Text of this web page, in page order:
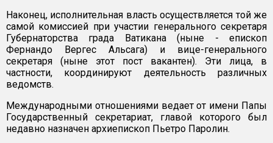
Наконец, исполнительная власть осуществляется той же
самой комиссией при участии генерального секретаря
Губернаторства града Ватикана (ныне - епископ
Фернандо Вергес Альсага) и вице-генерального
секретаря (ныне этот пост вакантен). Эти лица, в
частности, координируют деятельность различных
ведомств.
Международными отношениями ведает от имени Папы
Государственный секретариат, главой которого был
недавно назначен архиепископ Пьетро Паролин.